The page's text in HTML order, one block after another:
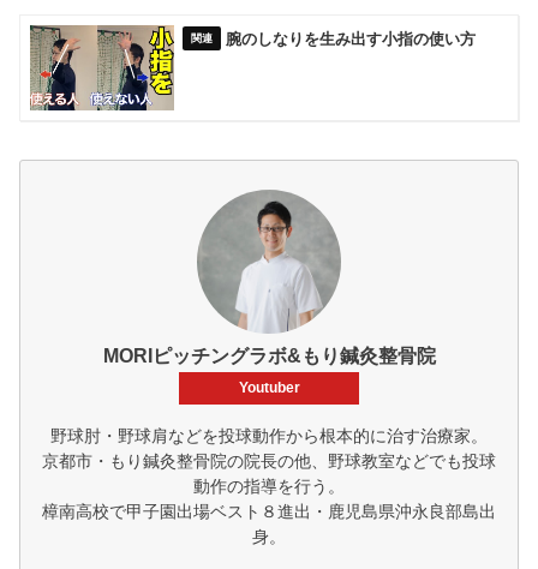
腕のしなりを生み出す小指の使い方
MORIピッチングラボ&もり鍼灸整骨院
Youtuber
野球肘・野球肩などを投球動作から根本的に治す治療家。
京都市・もり鍼灸整骨院の院長の他、野球教室などでも投球
動作の指導を行う。
樟南高校で甲子園出場ベスト８進出・鹿児島県沖永良部島出
身。